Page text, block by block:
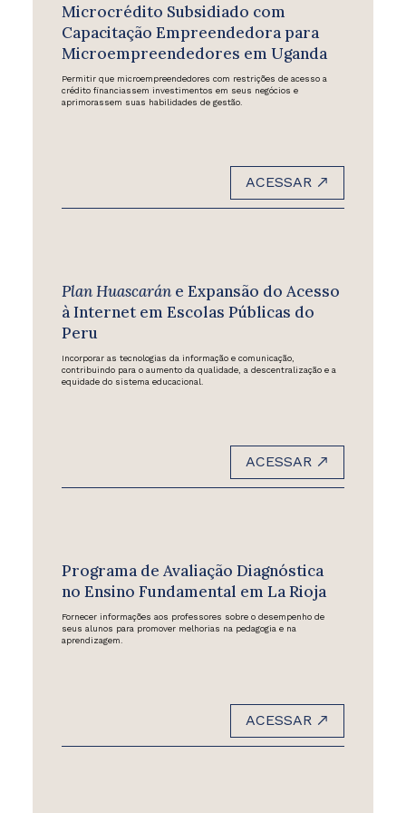
Microcrédito Subsidiado com
Capacitação Empreendedora para
Microempreendedores em Uganda
Permitir que microempreendedores com restrições de acesso a
crédito financiassem investimentos em seus negócios e
aprimorassem suas habilidades de gestão.
ACESSAR
Plan Huascaráne Expansão do Acesso
à Internet em Escolas Públicas do
Peru
Incorporar as tecnologias da informação e comunicação,
contribuindo para o aumento da qualidade, a descentralização e a
equidade do sistema educacional.
ACESSAR
Programa de Avaliação Diagnóstica
no Ensino Fundamental em La Rioja
Fornecer informações aos professores sobre o desempenho de
seus alunos para promover melhorias na pedagogia e na
aprendizagem.
ACESSAR